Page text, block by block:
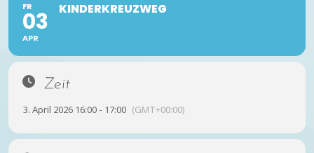
FR
03
APR
KINDERKREUZWEG
Zeit
3. April 2026 16:00 - 17:00 (GMT+00:00)